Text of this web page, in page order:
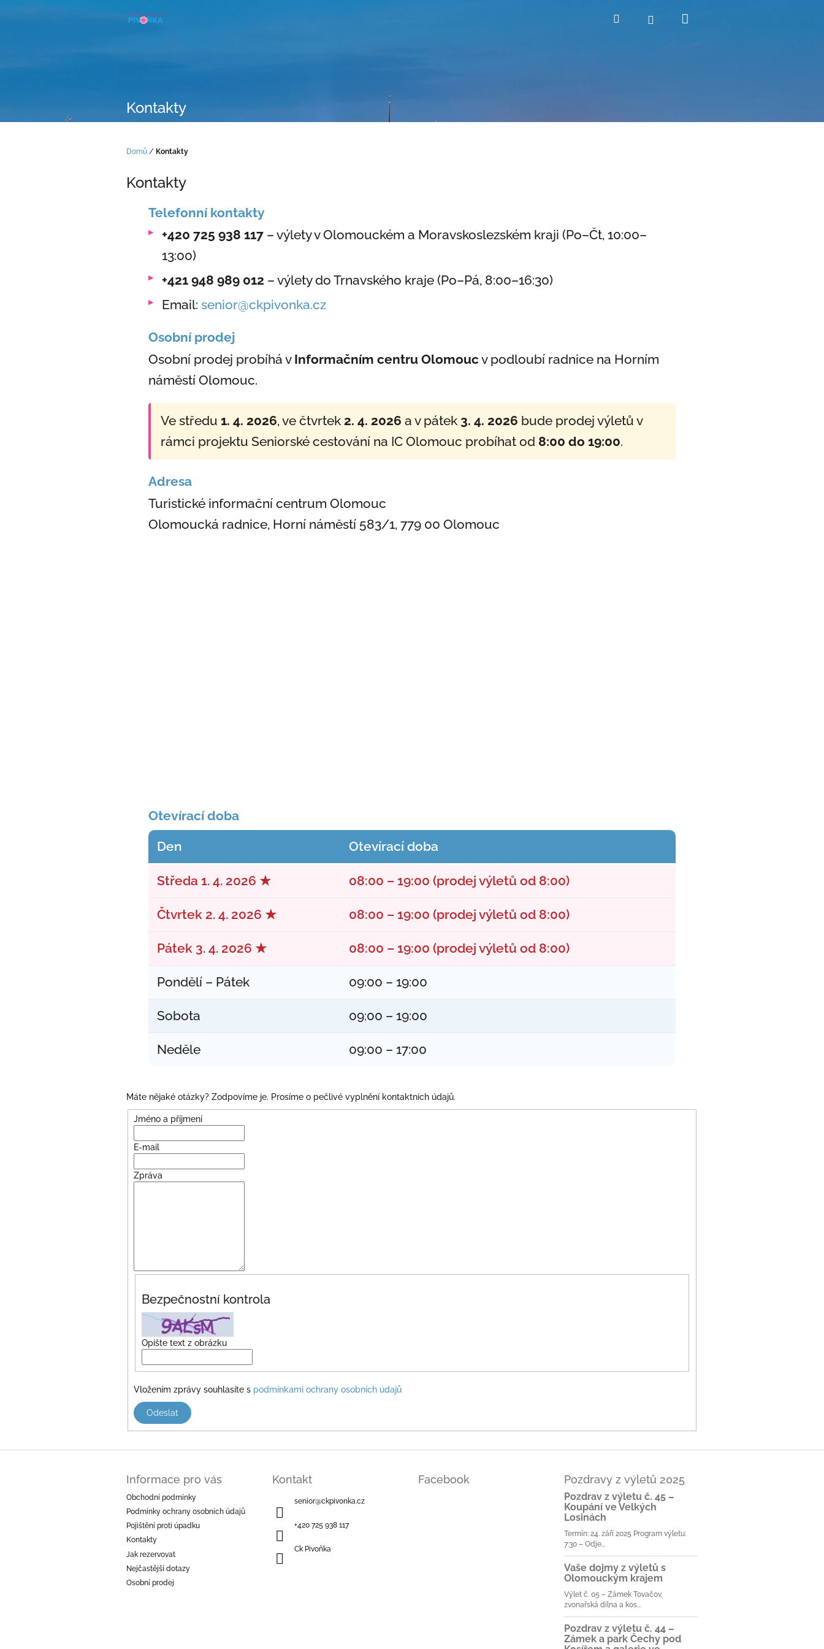
Hledat Přihlášení
Kontakty
Domů / Kontakty
Kontakty
Telefonní kontakty
+420 725 938 117 – výlety v Olomouckém a Moravskoslezském kraji (Po–Čt, 10:00–
13:00)
+421 948 989 012 – výlety do Trnavského kraje (Po–Pá, 8:00–16:30)
Email: senior@ckpivonka.cz
Osobní prodej
Osobní prodej probíhá v Informačním centru Olomoucv podloubí radnice na Horním
náměstí Olomouc.
Ve středu 1. 4. 2026, ve čtvrtek 2. 4. 2026 a v pátek 3. 4. 2026 bude prodej výletů v
rámci projektu Seniorské cestování na IC Olomouc probíhat od 8:00 do 19:00.
Adresa
Turistické informační centrum Olomouc
Olomoucká radnice, Horní náměstí 583/1, 779 00 Olomouc
Otevírací doba
Den
Otevírací doba
Středa 1. 4. 2026 ★ 08:00 – 19:00 (prodej výletů od 8:00)
Čtvrtek 2. 4. 2026 ★ 08:00 – 19:00 (prodej výletů od 8:00)
Pátek 3. 4. 2026 ★ 08:00 – 19:00 (prodej výletů od 8:00)
Pondělí – Pátek 09:00 – 19:00
Sobota 09:00 – 19:00
Neděle 09:00 – 17:00
Máte nějaké otázky? Zodpovíme je. Prosíme o pečlivé vyplnění kontaktních údajů.
Jméno a příjmení
E-mail
Zpráva
Bezpečnostní kontrola
Opište text z obrázku
Vložením zprávy souhlasíte s podmínkami ochrany osobních údajů
Odeslat
Informace pro vás
Obchodní podmínky
Podmínky ochrany osobních údajů
Pojištění proti úpadku
Kontakty
Jak rezervovat
Nejčastější dotazy
Osobní prodej
Kontakt
senior@ckpivonka.cz
+420 725 938 117
Ck Pivoňka
Facebook Pozdravy z výletů 2025
Pozdrav z výletu č. 45 –
Koupání ve Velkých
Losinách
Termín: 24. září 2025 Program výletu:
7:30 – Odje...
Vaše dojmy z výletů s
Olomouckým krajem
Výlet č. 05 – Zámek Tovačov,
zvonařská dílna a kos...
Pozdrav z výletu č. 44 –
Zámek a park Čechy pod